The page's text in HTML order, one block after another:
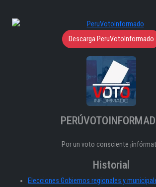
Descarga PeruVotoInformado
Por un voto consciente
Historial
Elecciones Gobiernos regionales y